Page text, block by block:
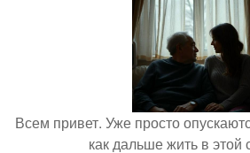
Всем привет. Уже просто
как дальше жить в этой